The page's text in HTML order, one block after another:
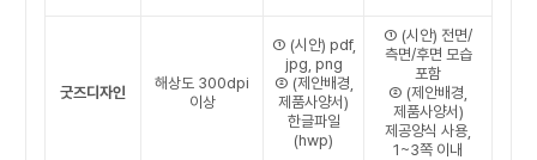
굿즈디자인
해상도 300dpi
이상
① (시안) pdf,
jpg, png
② (제안배경,
제품사양서)
한글파일
(hwp)
① (시안) 전면/
측면/후면 모습
포함
② (제안배경,
제품사양서)
제공양식 사용,
1~3쪽 이내